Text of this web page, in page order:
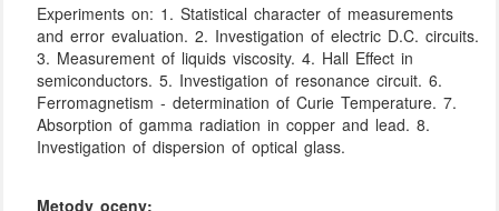
Experiments on: 1. Statistical character of measurements
and error evaluation. 2. Investigation of electric D.C. circuits.
3. Measurement of liquids viscosity. 4. Hall Effect in
semiconductors. 5. Investigation of resonance circuit. 6.
Ferromagnetism - determination of Curie Temperature. 7.
Absorption of gamma radiation in copper and lead. 8.
Investigation of dispersion of optical glass.
Metody oceny: